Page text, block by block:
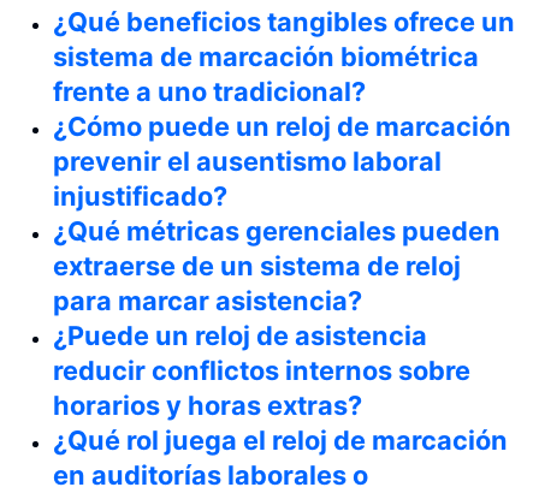
¿Qué beneficios tangibles ofrece un
sistema de marcación biométrica
frente a uno tradicional?
¿Cómo puede un reloj de marcación
prevenir el ausentismo laboral
injustificado?
¿Qué métricas gerenciales pueden
extraerse de un sistema de reloj
para marcar asistencia?
¿Puede un reloj de asistencia
reducir conflictos internos sobre
horarios y horas extras?
¿Qué rol juega el reloj de marcación
en auditorías laborales o